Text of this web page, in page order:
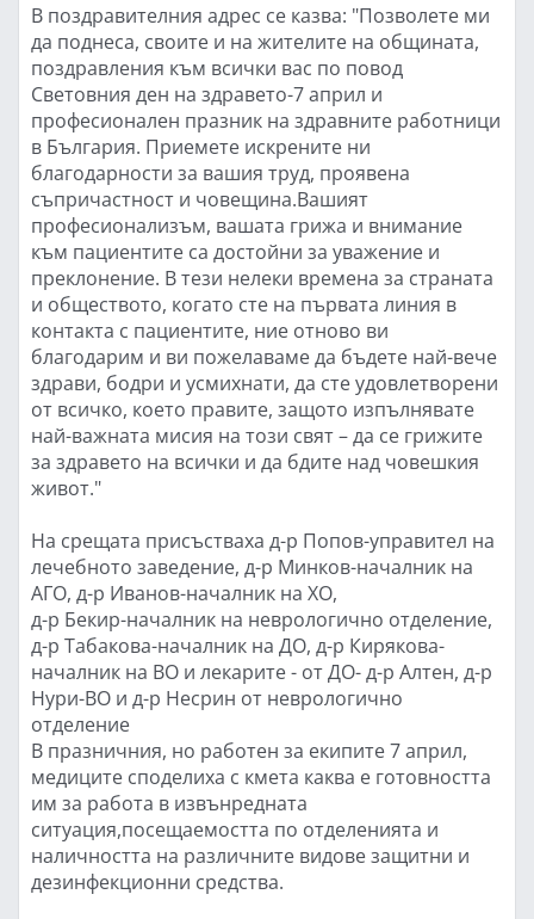
В поздравителния адрес се казва: "Позволете ми
да поднеса, своите и на жителите на общината,
поздравления към всички вас по повод
Световния ден на здравето-7 април и
професионален празник на здравните работници
в България. Приемете искрените ни
благодарности за вашия труд, проявена
съпричастност и човещина.Вашият
професионализъм, вашата грижа и внимание
към пациентите са достойни за уважение и
преклонение. В тези нелеки времена за страната
и обществото, когато сте на първата линия в
контакта с пациентите, ние отново ви
благодарим и ви пожелаваме да бъдете най-вече
здрави, бодри и усмихнати, да сте удовлетворени
от всичко, което правите, защото изпълнявате
най-важната мисия на този свят – да се грижите
за здравето на всички и да бдите над човешкия
живот."
На срещата присъстваха д-р Попов-управител на
лечебното заведение, д-р Минков-началник на
АГО, д-р Иванов-началник на ХО,
д-р Бекир-началник на неврологично отделение,
д-р Табакова-началник на ДО, д-р Кирякова-
началник на ВО и лекарите - от ДО- д-р Алтен, д-р
Нури-ВО и д-р Несрин от неврологично
отделение
В празничния, но работен за екипите 7 април,
медиците споделиха с кмета каква е готовността
им за работа в извънредната
ситуация,посещаемостта по отделенията и
наличността на различните видове защитни и
дезинфекционни средства.